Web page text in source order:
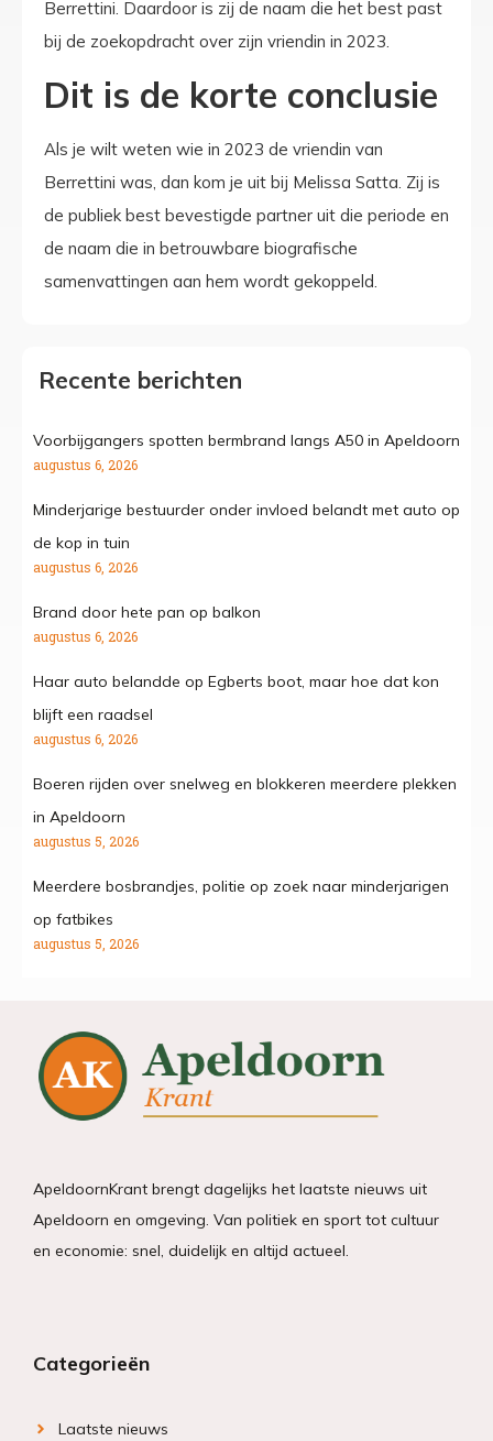
Berrettini. Daardoor is zij de naam die het best past
bij de zoekopdracht over zijn vriendin in 2023.
Dit is de korte conclusie
Als je wilt weten wie in 2023 de vriendin van
Berrettini was, dan kom je uit bij Melissa Satta. Zij is
de publiek best bevestigde partner uit die periode en
de naam die in betrouwbare biografische
samenvattingen aan hem wordt gekoppeld.
Recente berichten
Voorbijgangers spotten bermbrand langs A50 in Apeldoorn
augustus 6, 2026
Minderjarige bestuurder onder invloed belandt met auto op
de kop in tuin
augustus 6, 2026
Brand door hete pan op balkon
augustus 6, 2026
Haar auto belandde op Egberts boot, maar hoe dat kon
blijft een raadsel
augustus 6, 2026
Boeren rijden over snelweg en blokkeren meerdere plekken
in Apeldoorn
augustus 5, 2026
Meerdere bosbrandjes, politie op zoek naar minderjarigen
op fatbikes
augustus 5, 2026
ApeldoornKrant brengt dagelijks het laatste nieuws uit
Apeldoorn en omgeving. Van politiek en sport tot cultuur
en economie: snel, duidelijk en altijd actueel.
Categorieën
Laatste nieuws